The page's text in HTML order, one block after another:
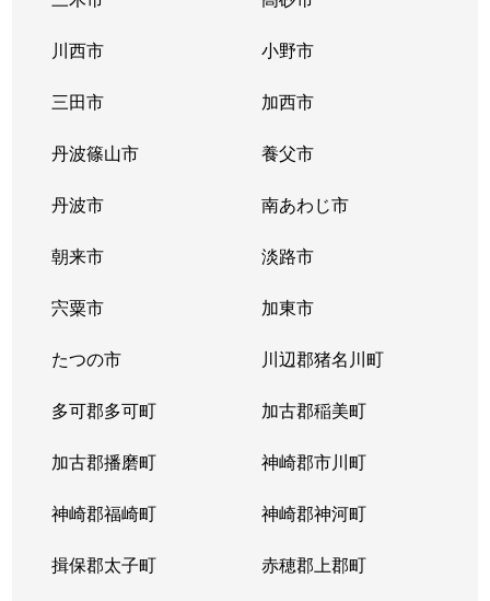
川西市 小野市
三田市 加西市
丹波篠山市 養父市
丹波市 南あわじ市
朝来市 淡路市
宍粟市 加東市
たつの市 川辺郡猪名川町
多可郡多可町 加古郡稲美町
加古郡播磨町 神崎郡市川町
神崎郡福崎町 神崎郡神河町
揖保郡太子町 赤穂郡上郡町